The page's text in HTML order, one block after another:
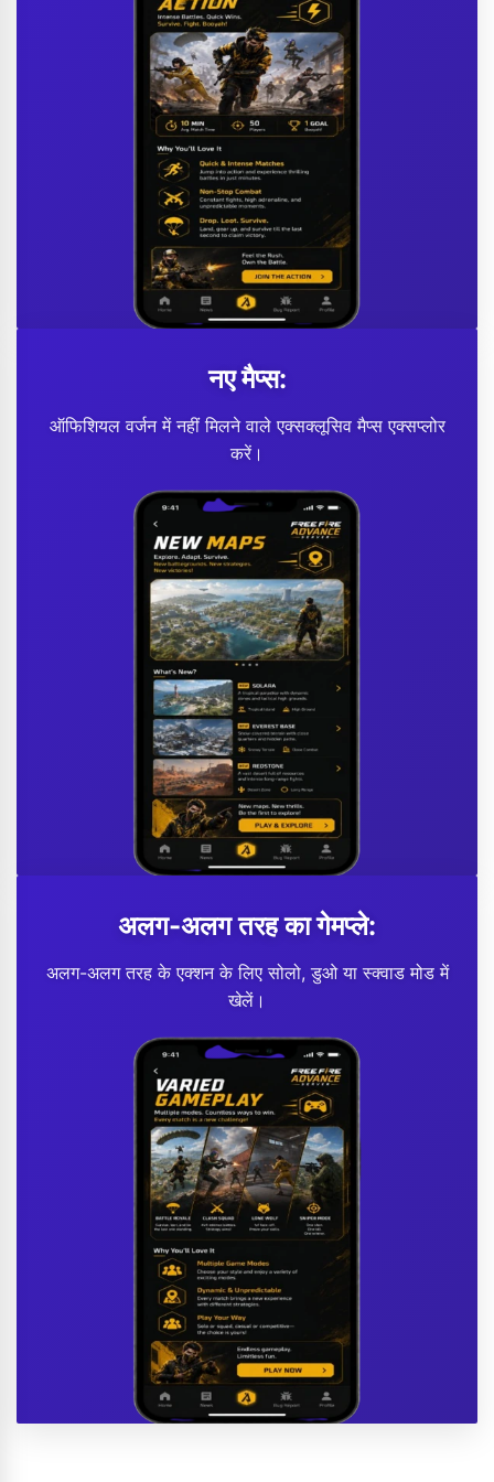
नए मैप्स:
ऑफिशियल वर्जन में नहीं मिलने वाले एक्सक्लूसिव मैप्स एक्सप्लोर
करें।
अलग-अलग तरह का गेमप्ले:
अलग-अलग तरह के एक्शन के लिए सोलो, डुओ या स्क्वाड मोड में
खेलें।